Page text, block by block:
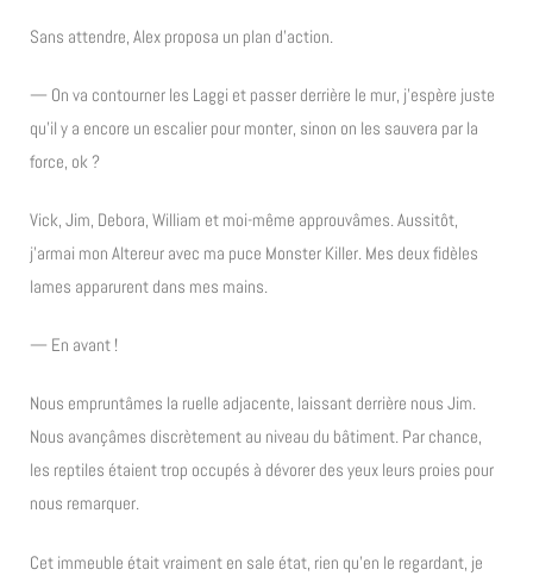
Sans attendre, Alex proposa un plan d’action.
— On va contourner les Laggi et passer derrière le mur, j’espère juste
qu’il y a encore un escalier pour monter, sinon on les sauvera par la
force, ok ?
Vick, Jim, Debora, William et moi-même approuvâmes. Aussitôt,
j’armai mon Altereur avec ma puce Monster Killer. Mes deux fidèles
lames apparurent dans mes mains.
— En avant !
Nous empruntâmes la ruelle adjacente, laissant derrière nous Jim.
Nous avançâmes discrètement au niveau du bâtiment. Par chance,
les reptiles étaient trop occupés à dévorer des yeux leurs proies pour
nous remarquer.
Cet immeuble était vraiment en sale état, rien qu’en le regardant, je